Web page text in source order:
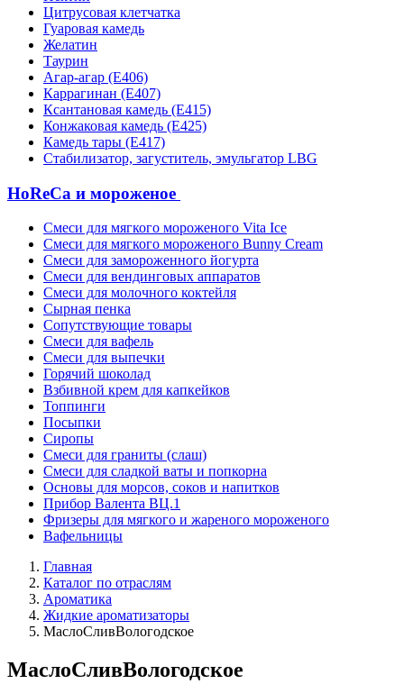
Цитрусовая клетчатка
Гуаровая камедь
Желатин
Таурин
Агар-агар (Е406)
Каррагинан (Е407)
Ксантановая камедь (Е415)
Конжаковая камедь (Е425)
Камедь тары (Е417)
Стабилизатор, загуститель, эмульгатор LBG
HoReCa и мороженое
Смеси для мягкого мороженого Vita Ice
Смеси для мягкого мороженого Bunny Cream
Смеси для замороженного йогурта
Смеси для вендинговых аппаратов
Смеси для молочного коктейля
Сырная пенка
Сопутствующие товары
Смеси для вафель
Смеси для выпечки
Горячий шоколад
Взбивной крем для капкейков
Топпинги
Посыпки
Сиропы
Смеси для граниты (слаш)
Смеси для сладкой ваты и попкорна
Основы для морсов, соков и напитков
Прибор Валента ВЦ.1
Фризеры для мягкого и жареного мороженого
Вафельницы
Главная
Каталог по отраслям
Ароматика
Жидкие ароматизаторы
МаслоСливВологодское
МаслоСливВологодское